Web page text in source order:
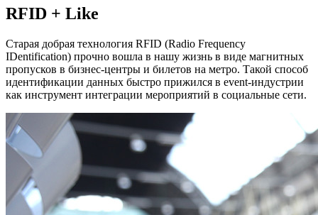
RFID + Like
Старая добрая технология RFID (Radio Frequency
IDentification) прочно вошла в нашу жизнь в виде магнитных
пропусков в бизнес-центры и билетов на метро. Такой способ
идентификации данных быстро прижился в event-индустрии
как инструмент интеграции мероприятий в социальные сети.